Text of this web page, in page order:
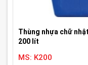
Thùng nhựa chữ
200 lít
MS: K200